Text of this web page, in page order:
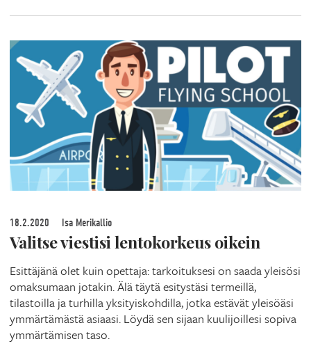
18.2.2020 Isa Merikallio
Valitse viestisi lentokorkeus oikein
Esittäjänä olet kuin opettaja: tarkoituksesi on saada yleisösi
omaksumaan jotakin. Älä täytä esitystäsi termeillä,
tilastoilla ja turhilla yksityiskohdilla, jotka estävät yleisöäsi
ymmärtämästä asiaasi. Löydä sen sijaan kuulijoillesi sopiva
ymmärtämisen taso.